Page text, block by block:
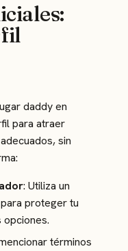
daddy en
para atraer
sin
: Utiliza un
proteger tu
términos